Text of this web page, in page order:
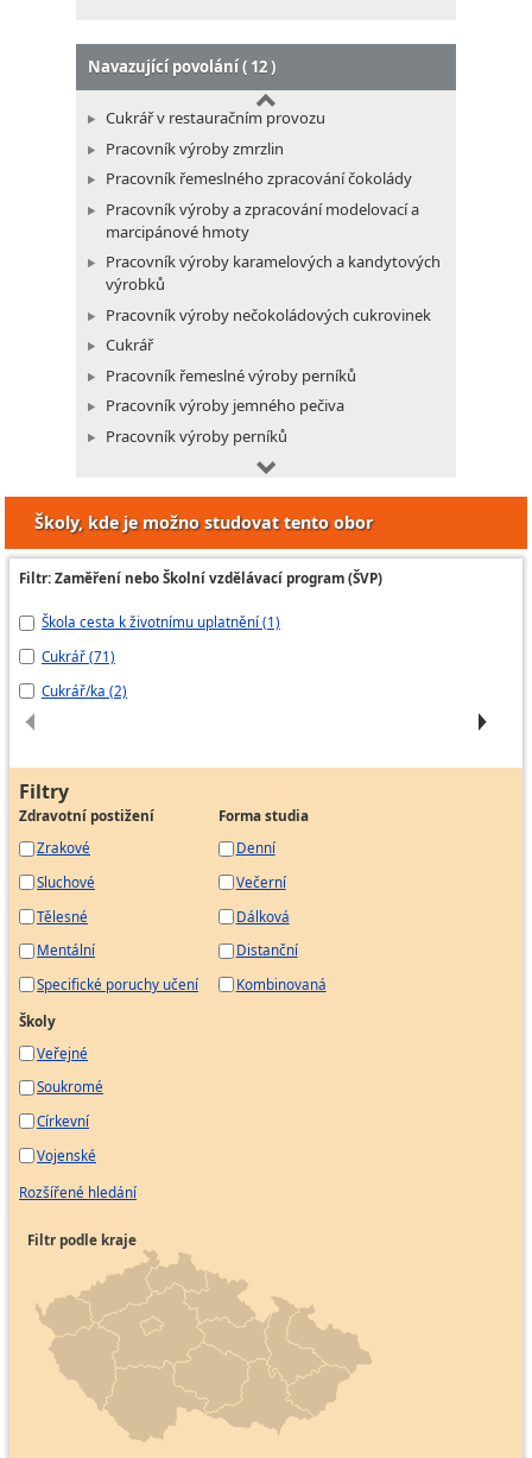
Navazující povolání ( 12 )
Cukrář v restauračním provozu
Pracovník výroby zmrzlin
Pracovník řemeslného zpracování čokolády
Pracovník výroby a zpracování modelovací a
marcipánové hmoty
Pracovník výroby karamelových a kandytových
výrobků
Pracovník výroby nečokoládových cukrovinek
Cukrář
Pracovník řemeslné výroby perníků
Pracovník výroby jemného pečiva
Pracovník výroby perníků
Pracovník výroby restauračních moučníků
Pracovník výroby zákusků a dortů
Školy, kde je možno studovat tento obor
Filtr: Zaměření nebo Školní vzdělávací program (ŠVP)
Škola cesta k životnímu uplatnění (1)
Cukrář (71)
Cukrář/ka (2)
Filtry
Zdravotní postižení
Zrakové
Sluchové
Tělesné
Mentální
Specifické poruchy učení
Forma studia
Denní
Večerní
Dálková
Distanční
Kombinovaná
Školy
Veřejné
Soukromé
Církevní
Vojenské
Rozšířené hledání
Filtr podle kraje